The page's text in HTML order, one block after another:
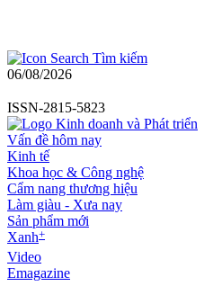
Tìm kiếm
06/08/2026
ISSN-2815-5823
Vấn đề hôm nay
Kinh tế
Khoa học & Công nghệ
Cẩm nang thương hiệu
Làm giàu - Xưa nay
Sản phẩm mới
Xanh+
Video
Emagazine